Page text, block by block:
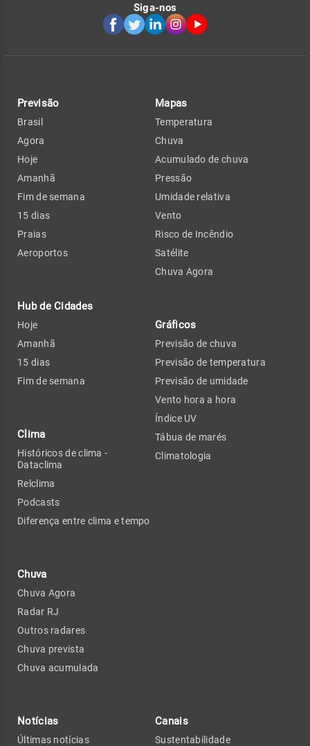
Siga-nos
Previsão
Brasil
Agora
Hoje
Amanhã
Fim de semana
15 dias
Praias
Aeroportos
Hub de Cidades
Hoje
Amanhã
15 dias
Fim de semana
Clima
Históricos de clima -
Dataclima
Relclima
Podcasts
Diferença entre clima e tempo
Chuva
Chuva Agora
Radar RJ
Outros radares
Chuva prevista
Chuva acumulada
Mapas
Temperatura
Chuva
Acumulado de chuva
Pressão
Umidade relativa
Vento
Risco de Incêndio
Satélite
Chuva Agora
Gráficos
Previsão de chuva
Previsão de temperatura
Previsão de umidade
Vento hora a hora
Índice UV
Tábua de marés
Climatologia
Notícias
Últimas notícias
Canais
Sustentabilidade